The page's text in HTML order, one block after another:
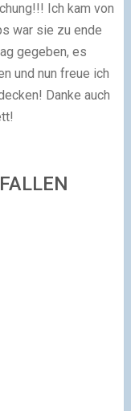
Ich kam von
war sie zu ende
gegeben, es
und nun freue ich
Danke auch